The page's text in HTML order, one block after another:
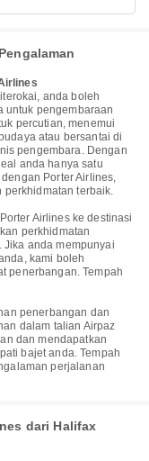
anda boleh
untuk pengembaraan
percutian, menemui
atau bersantai di
pengembara. Dengan
anda hanya satu
Porter Airlines,
terbaik.
Airlines ke destinasi
perkhidmatan
anda mempunyai
kami boleh
penerbangan. Tempah
penerbangan dan
dalam talian Airpaz
dan mendapatkan
bajet anda. Tempah
perjalanan
dari Halifax